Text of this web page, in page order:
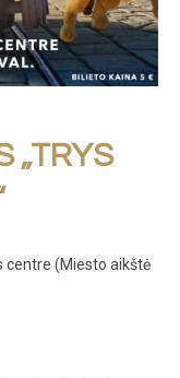
„TRYS
centre (Miesto aikštė